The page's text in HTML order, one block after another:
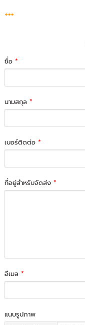
...
ชื่อ*
นามสกุล*
เบอร์ติดต่อ*
ที่อยู่สำหรับจัดส่ง*
อีเมล*
แนบรูปภาพ